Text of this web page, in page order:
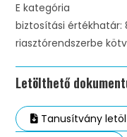
E kategória
biztosítási értékhatár:
riasztórendszerbe
Letölthető
Tanusítvány